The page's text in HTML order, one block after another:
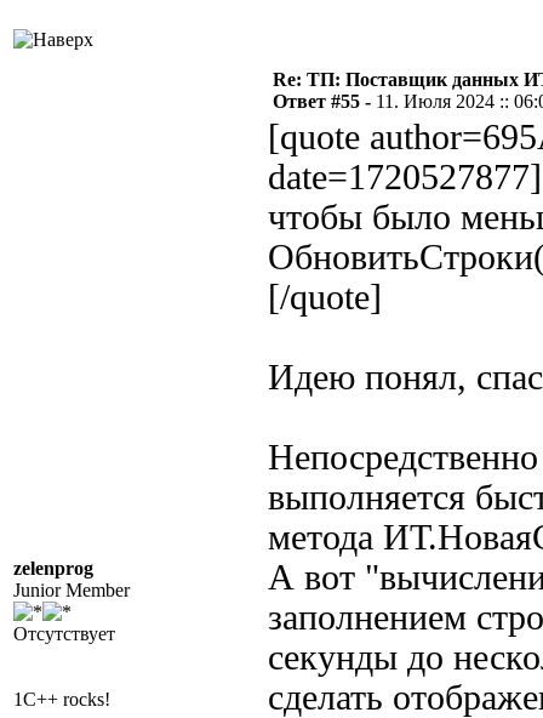
zelenprog
Junior Member
Отсутствует
1C++ rocks!
Re: ТП: Поставщик данных
Ответ #55 - 11. Июля 2024 ::
[quote
date=1720527877]
чтобы было
[/quote]
Идею понял,
выполняется
метода
А вот
заполнением
секунды до
сделать